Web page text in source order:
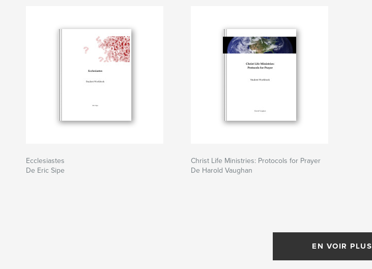
Ecclesiastes
De Eric Sipe
Christ Life Ministries: Protocols for Prayer
De Harold Vaughan
EN VOIR PLUS